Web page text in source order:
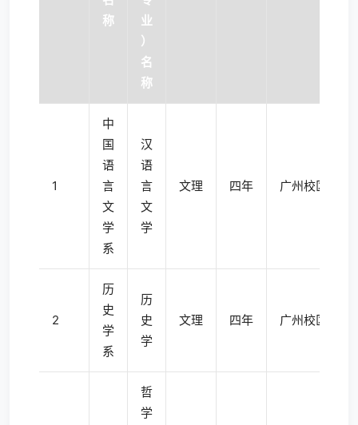
称
业
）
名
称
1
中
国
语
言
文
学
系
汉
语
言
文
学
文理 四年 广州校区南校
2
历
史
学
系
历
史
学
文理 四年 广州校区南校
哲
学